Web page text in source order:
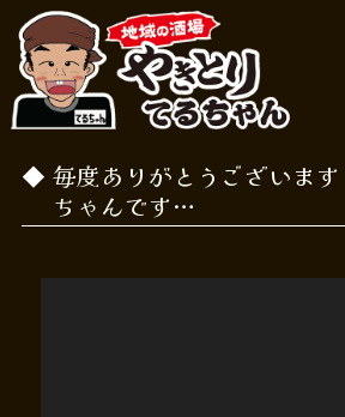
毎度ありがとうございま
ちゃんです…